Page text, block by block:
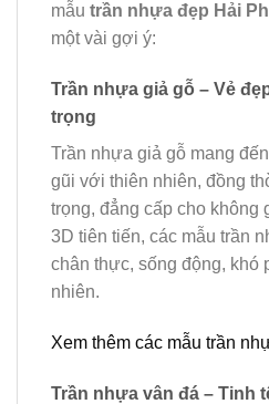
mẫu trần nhựa đẹp Hải
một vài gợi ý:
Trần nhựa giả gỗ – Vẻ
trọng
Trần nhựa giả gỗ mang
gũi với thiên nhiên, đồng
trọng, đẳng cấp cho không
3D tiên tiến, các mẫu trần
chân thực, sống động, khó
nhiên.
Xem thêm các mẫu trần
Trần nhựa vân đá – Tinh